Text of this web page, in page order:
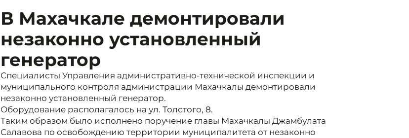
В Махачкале демонтировали
незаконно установленный
генератор
Специалисты Управления административно-технической инспекции и
муниципального контроля администрации Махачкалы демонтировали
незаконно установленный генератор.
Оборудование располагалось на ул. Толстого, 8.
Таким образом было исполнено поручение главы Махачкалы Джамбулата
Салавова по освобождению территории муниципалитета от незаконно